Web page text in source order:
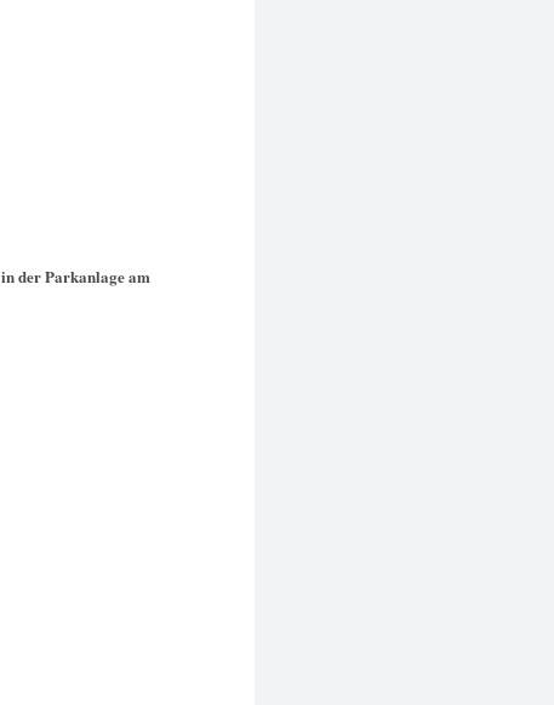
der Parkanlage am